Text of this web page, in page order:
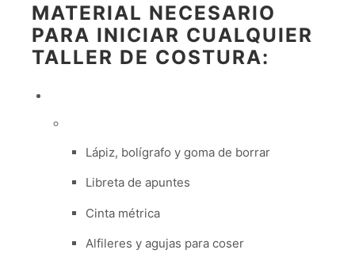
MATERIAL NECESARIO
PARA INICIAR CUALQUIER
TALLER DE COSTURA:
Lápiz, bolígrafo y goma de borrar
Libreta de apuntes
Cinta métrica
Alfileres y agujas para coser